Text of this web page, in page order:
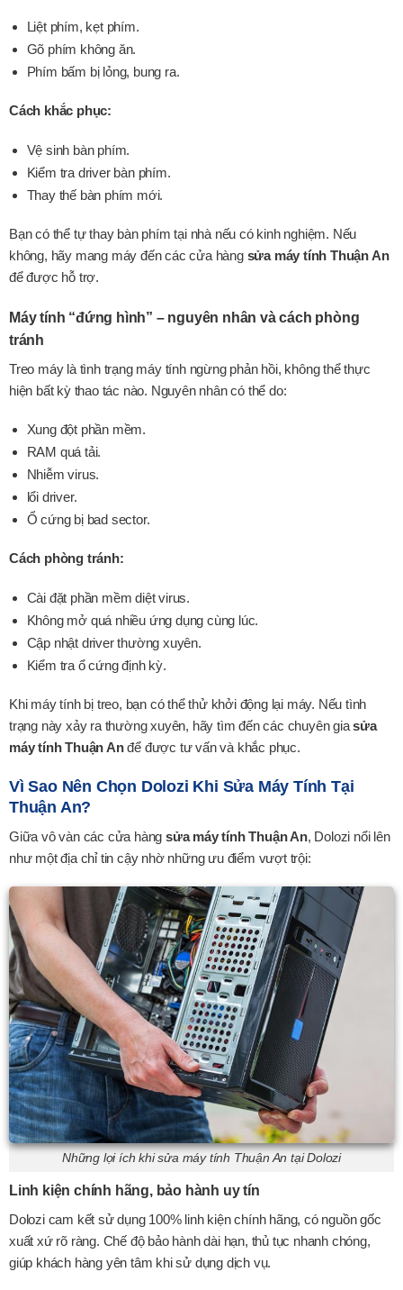
Liệt phím, kẹt phím.
Gõ phím không ăn.
Phím bấm bị lỏng, bung ra.
Cách khắc phục:
Vệ sinh bàn phím.
Kiểm tra driver bàn phím.
Thay thế bàn phím mới.
Bạn có thể tự thay bàn phím tại nhà nếu có kinh nghiệm. Nếu
không, hãy mang máy đến các cửa hàng sửa máy tính Thuận An
để được hỗ trợ.
Máy tính “đứng hình” – nguyên nhân và cách phòng
tránh
Treo máy là tình trạng máy tính ngừng phản hồi, không thể thực
hiện bất kỳ thao tác nào. Nguyên nhân có thể do:
Xung đột phần mềm.
RAM quá tải.
Nhiễm virus.
lổi driver.
Ổ cứng bị bad sector.
Cách phòng tránh:
Cài đặt phần mềm diệt virus.
Không mở quá nhiều ứng dụng cùng lúc.
Cập nhật driver thường xuyên.
Kiểm tra ổ cứng định kỳ.
Khi máy tính bị treo, bạn có thể thử khởi động lại máy. Nếu tình
trạng này xảy ra thường xuyên, hãy tìm đến các chuyên giasửa
máy tính Thuận Anđể được tư vấn và khắc phục.
Vì Sao Nên Chọn Dolozi Khi Sửa Máy Tính Tại
Thuận An?
Giữa vô vàn các cửa hàng sửa máy tính Thuận An, Dolozi nổi lên
như một địa chỉ tin cậy nhờ những ưu điểm vượt trội:
Những lợi ích khi sửa máy tính Thuận An tại Dolozi
Linh kiện chính hãng, bảo hành uy tín
Dolozi cam kết sử dụng 100% linh kiện chính hãng, có nguồn gốc
xuất xứ rõ ràng. Chế độ bảo hành dài hạn, thủ tục nhanh chóng,
giúp khách hàng yên tâm khi sử dụng dịch vụ.